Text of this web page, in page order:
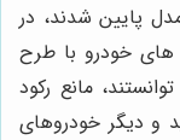
پایین شدند، در
خودرو با طرح
مانع رکود
و دیگر خودروهای